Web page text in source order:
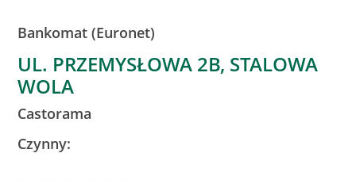
Bankomat (Euronet)
UL. PRZEMYSŁOWA 2B, STALOWA
WOLA
Castorama
Czynny: